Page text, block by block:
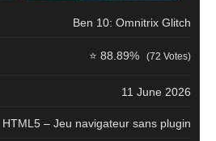
Ben 10: Omnitrix Glitch
⭐ 88.89% (72 Votes)
11 June 2026
HTML5 – Jeu navigateur sans plugin